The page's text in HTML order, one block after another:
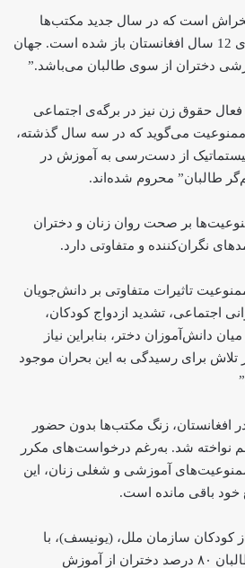
است که در سال جدید مکتب‌ها
بدون مشارکت دختران بالای 12 سال افغانستان باز شده است. جهان
دختران از سوی طالبان می‌باشد.”
فعال حقوق زن نیز در برگه‌ی اجتماعی
ممنوعیت می‌گوید که در سه سال گذشته،
سیستماتیک از دست‌رسی به آموزش در
طالبان” محروم شده‌اند.
بر صحت روان زنان و دختران
نگران‌کننده و متفاوتی دارد.
تاثیرات متفاوتی بر دانش‌جویان
اجتماعی، تشدید ازدواج کودکان،
دانش‌آموزان دختر، بنابراین نیاز
برای رسیدگی به این بحران موجود
زنگ مکتب‌ها بدون حضور
نواخته شد. به‌رغم درخواست‌های مکرر
آموزشی و شغلی زنان، این
خود باقی مانده است.
کودکان سازمان ملل، (یونیسف)، با
اقدام‌های محدودکننده‌ی طالبان ۸۰ درصد دختران از آموزش